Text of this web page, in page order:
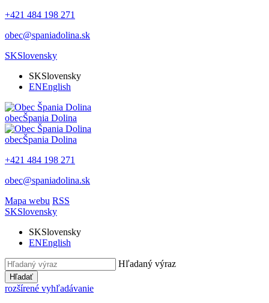
+421 484 198 271
obec@spaniadolina.sk
SKSlovensky
SKSlovensky
ENEnglish
obecŠpania Dolina
obecŠpania Dolina
+421 484 198 271
obec@spaniadolina.sk
Mapa webu RSS
SKSlovensky
SKSlovensky
ENEnglish
Hľadaný výraz
Hľadať
rozšírené vyhľadávanie